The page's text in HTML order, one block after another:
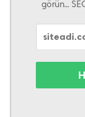
görün...